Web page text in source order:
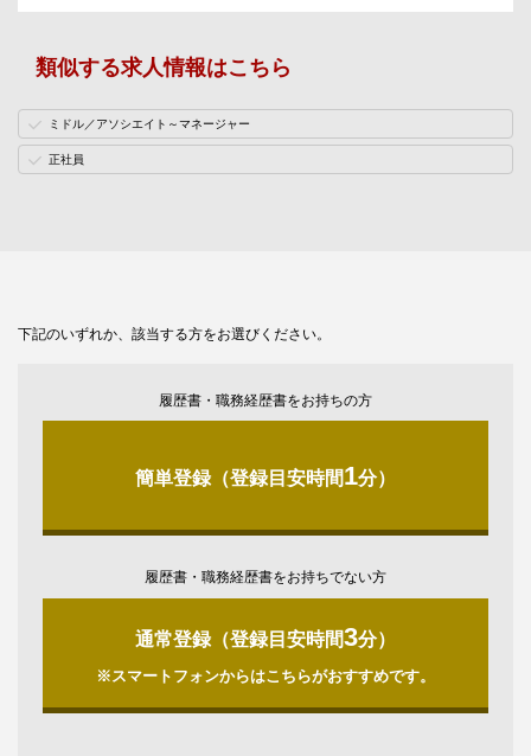
類似する求人情報はこちら
ミドル／アソシエイト～マネージャー
正社員
下記のいずれか、該当する方をお選びください。
履歴書・職務経歴書をお持ちの方
簡単登録（登録目安時間1分）
履歴書・職務経歴書をお持ちでない方
通常登録（登録目安時間3分）
※スマートフォンからはこちらがおすすめです。